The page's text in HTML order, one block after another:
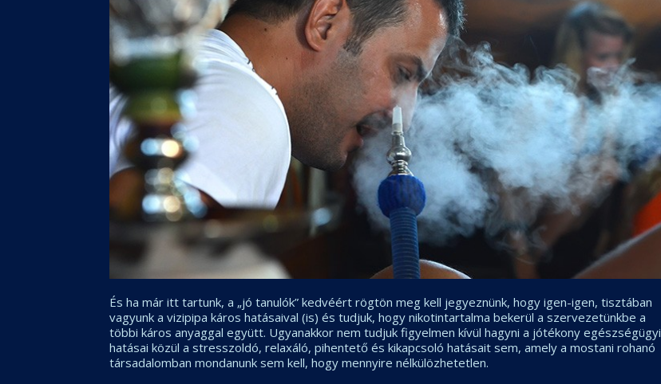
És ha már itt tartunk, a „jó tanulók” kedvéért rögtön meg kell jegyeznünk, hogy igen-igen, tisztában
vagyunk a vizipipa káros hatásaival (is) és tudjuk, hogy nikotintartalma bekerül a szervezetünkbe a
többi káros anyaggal együtt. Ugyanakkor nem tudjuk figyelmen kívül hagyni a jótékony egészségügyi
hatásai közül a stresszoldó, relaxáló, pihentető és kikapcsoló hatásait sem, amely a mostani rohanó
társadalomban mondanunk sem kell, hogy mennyire nélkülözhetetlen.